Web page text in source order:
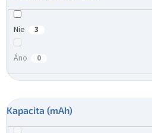
Nie 3
Áno 0
Kapacita (mAh)